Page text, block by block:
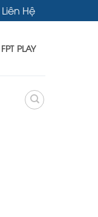
Liên Hệ
FPT PLAY